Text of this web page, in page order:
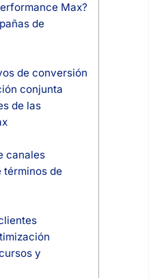
Max?
de
de conversión
conjunta
de las
canales
de
y